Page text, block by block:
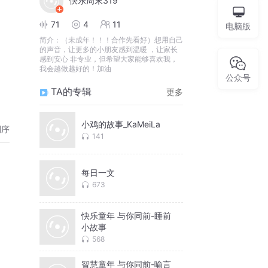
71 4 11
简介：
（未成年！！！合作先看好）想用自己
的声音，让更多的小朋友感到温暖 ，让家长
感到安心 非专业，但希望大家能够喜欢我，
我会越做越好的！加油
TA的专辑 更多
小鸡的故事_KaMeiLa
141
每日一文
673
快乐童年 与你同前-睡前
小故事
568
智慧童年 与你同前-喻言
电脑版
公众号